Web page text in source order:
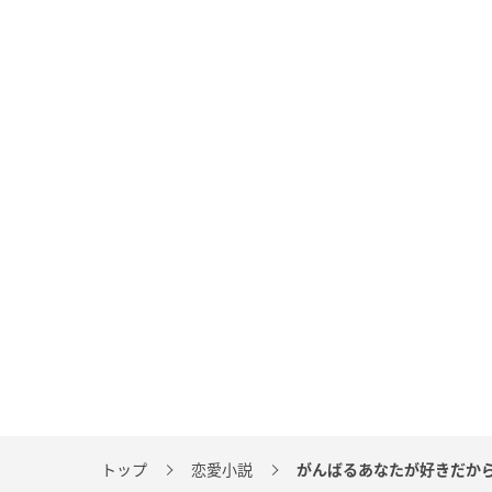
トップ 恋愛小説 がんばるあなたが好きだか